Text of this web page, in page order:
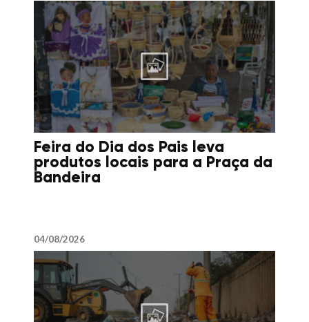
Feira do Dia dos Pais leva
produtos locais para a Praça da
Bandeira
04/08/2026